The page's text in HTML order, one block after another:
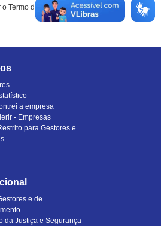
Termo de Adesão.
a empresa
- Empresas
para Gestores e
e de
da Justiça e Segurança